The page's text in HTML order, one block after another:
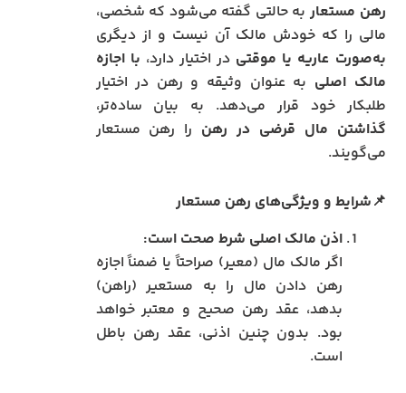
رهن مستعار به حالتی گفته می‌شود که شخصی،
مالی را که خودش مالک آن نیست و از دیگری
به‌صورت عاریه یا موقتی در اختیار دارد، با اجازه
مالک اصلی به عنوان وثیقه و رهن در اختیار
طلبکار خود قرار می‌دهد. به بیان ساده‌تر،
گذاشتن مال قرضی در رهن را رهن مستعار
می‌گویند.
📌شرایط و ویژگی‌های رهن مستعار
اذن مالک اصلی شرط صحت است:
اگر مالک مال (معیر) صراحتاً یا ضمناً اجازه
رهن دادن مال را به مستعیر (راهن)
بدهد، عقد رهن صحیح و معتبر خواهد
بود. بدون چنین اذنی، عقد رهن باطل
است.